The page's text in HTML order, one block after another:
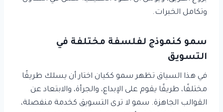
وتكامل الخبرات.
سمو كنموذج لفلسفة مختلفة في
التسويق
في هذا السياق تظهر سمو ككيان اختار أن يسلك طريقًا
مختلفًا، طريقًا يقوم على الإبداع، والجرأة، والابتعاد عن
القوالب الجاهزة. سمو لا ترى التسويق كخدمة منفصلة،